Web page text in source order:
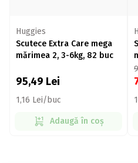
Huggies
Scutece Extra Care mega
mărimea 2, 3-6kg, 82 buc
95,49 Lei
1,16 Lei/buc
Adaugă în coș